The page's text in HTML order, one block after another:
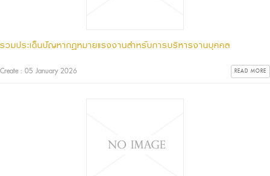
รวมประเด็นปัญหากฎหมายแรงงานสำหรับการบริหารงานบุคคล
Create : 05 January 2026 READ MORE